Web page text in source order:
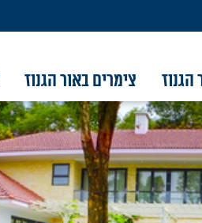
הגנוז צימרים באור הגנוז